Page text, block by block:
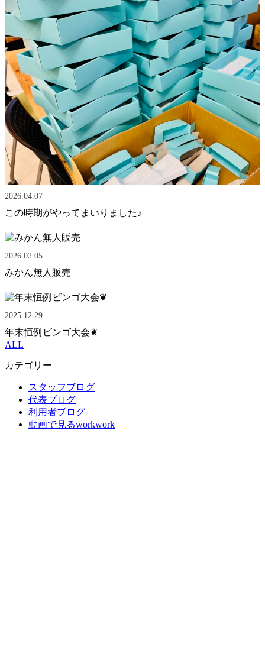
2026.04.07
この時期がやってまいりました♪
2026.02.05
みかん無人販売
2025.12.29
年末恒例ビンゴ大会❦
ALL
カテゴリー
スタッフブログ
代表ブログ
利用者ブログ
動画で見るworkwork